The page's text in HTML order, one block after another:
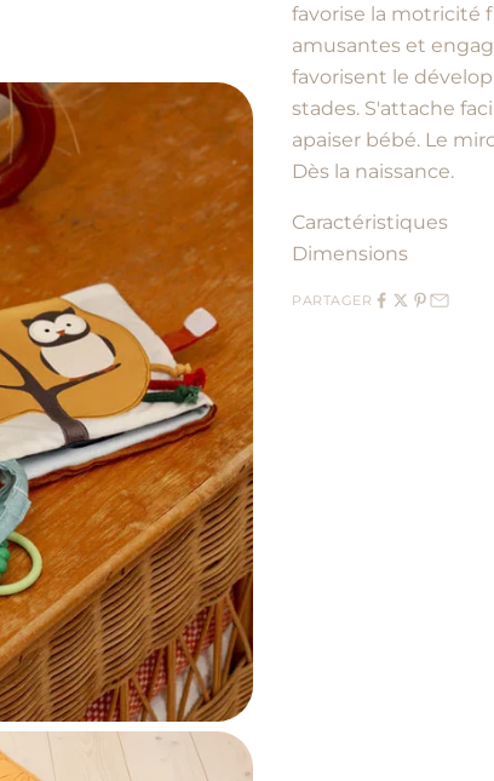
favorise la motricité
amusantes et
favorisent le
stades. S'attache
apaiser bébé. Le
Dès la naissance.
Caractéristiques
Dimensions
PARTAGER